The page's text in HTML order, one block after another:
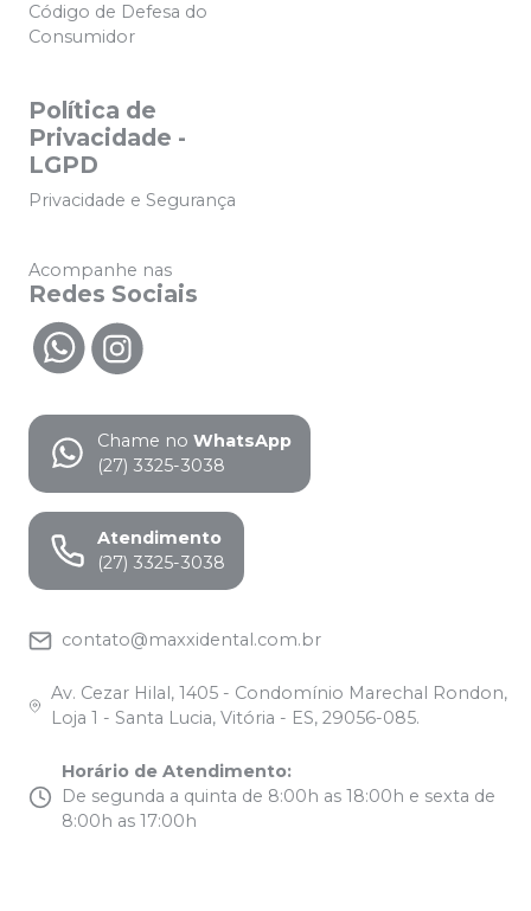
Código de Defesa do
Consumidor
Política de
Privacidade -
LGPD
Privacidade e Segurança
Acompanhe nas
Redes Sociais
Chame no WhatsApp
(27) 3325-3038
Atendimento
(27) 3325-3038
contato@maxxidental.com.br
Av. Cezar Hilal, 1405 - Condomínio Marechal Rondon,
Loja 1 - Santa Lucia, Vitória - ES, 29056-085.
Horário de Atendimento:
De segunda a quinta de 8:00h as 18:00h e sexta de
8:00h as 17:00h